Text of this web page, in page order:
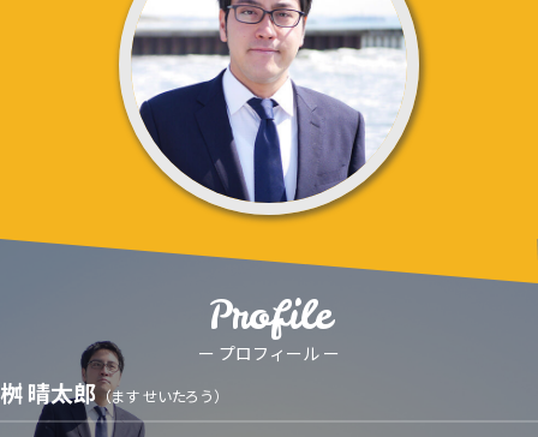
Profile
ー プロフィール ー
桝 晴太郎 （ます せいたろう）​